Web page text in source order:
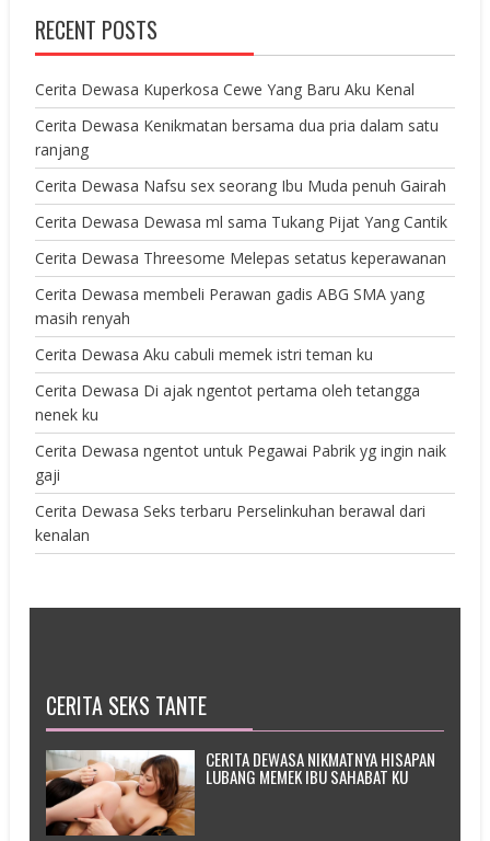
RECENT POSTS
Cerita Dewasa Kuperkosa Cewe Yang Baru Aku Kenal
Cerita Dewasa Kenikmatan bersama dua pria dalam satu
ranjang
Cerita Dewasa Nafsu sex seorang Ibu Muda penuh Gairah
Cerita Dewasa Dewasa ml sama Tukang Pijat Yang Cantik
Cerita Dewasa Threesome Melepas setatus keperawanan
Cerita Dewasa membeli Perawan gadis ABG SMA yang
masih renyah
Cerita Dewasa Aku cabuli memek istri teman ku
Cerita Dewasa Di ajak ngentot pertama oleh tetangga
nenek ku
Cerita Dewasa ngentot untuk Pegawai Pabrik yg ingin naik
gaji
Cerita Dewasa Seks terbaru Perselinkuhan berawal dari
kenalan
CERITA SEKS TANTE
CERITA DEWASA NIKMATNYA HISAPAN
LUBANG MEMEK IBU SAHABAT KU